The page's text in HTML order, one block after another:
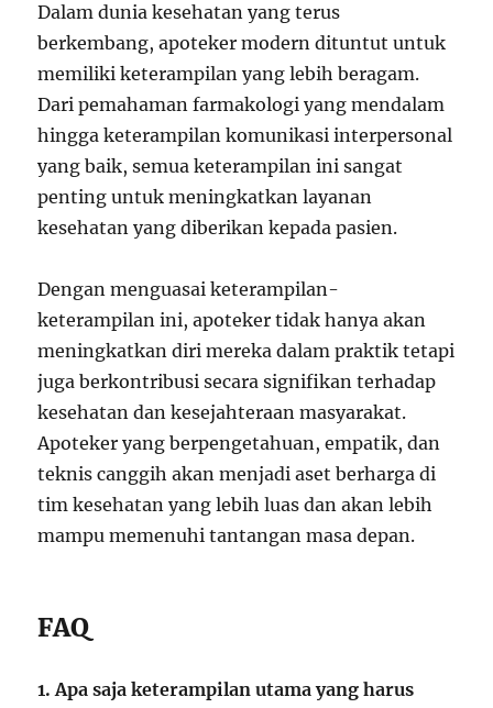
Dalam dunia kesehatan yang terus
berkembang, apoteker modern dituntut untuk
memiliki keterampilan yang lebih beragam.
Dari pemahaman farmakologi yang mendalam
hingga keterampilan komunikasi interpersonal
yang baik, semua keterampilan ini sangat
penting untuk meningkatkan layanan
kesehatan yang diberikan kepada pasien.
Dengan menguasai keterampilan-
keterampilan ini, apoteker tidak hanya akan
meningkatkan diri mereka dalam praktik tetapi
juga berkontribusi secara signifikan terhadap
kesehatan dan kesejahteraan masyarakat.
Apoteker yang berpengetahuan, empatik, dan
teknis canggih akan menjadi aset berharga di
tim kesehatan yang lebih luas dan akan lebih
mampu memenuhi tantangan masa depan.
FAQ
1. Apa saja keterampilan utama yang harus